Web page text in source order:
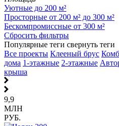
Уютные до 200 м²
Просторные от 200 м² до 300 м²
Бескомпромиссные от 300 м²
Сбросить фильтры
Популярные теги свернуть теги
Все проекты Клееный брус
дома 1-этажные 2-этажные
крыша
9,9
МЛН
РУБ.